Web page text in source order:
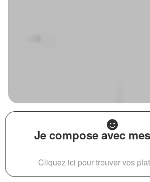
Je compose avec
Cliquez ici pour trouver vos